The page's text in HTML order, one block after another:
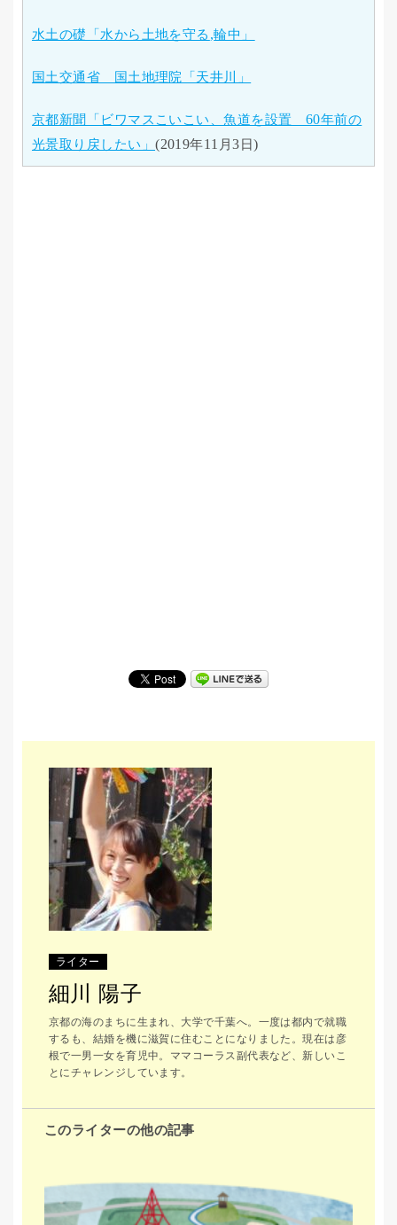
水土の礎「水から土地を守る ,輪中」
国土交通省 国土地理院「天井川」
京都新聞「ビワマスこいこい、魚道を設置 60年前の
光景取り戻したい」(2019年11 月3日)
ライター
細川 陽子
京都の海のまちに生まれ、大学で千葉へ。一度は都内で就職
するも、結婚を機に滋賀に住むことになりました。現在は彦
根で一男一女を育児中。ママコーラス副代表など、新しいこ
とにチャレンジしています。
このライターの他の記事